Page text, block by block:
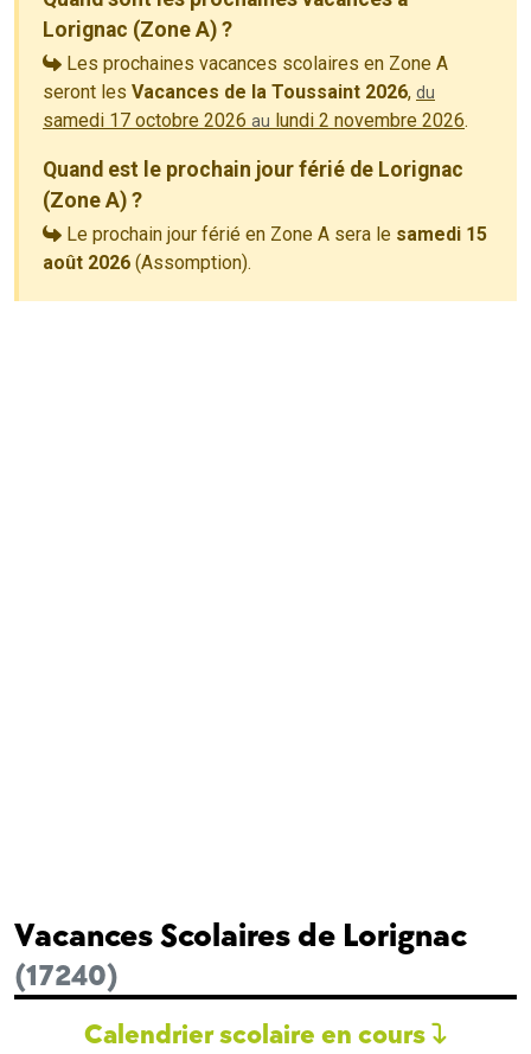
Lorignac (Zone A) ?
Les prochaines vacances scolaires en Zone A
seront les Vacances de la Toussaint 2026, du
samedi 17 octobre 2026 au lundi 2 novembre 2026.
Quand est le prochain jour férié de Lorignac
(Zone A) ?
Le prochain jour férié en Zone A sera le samedi 15
août 2026 (Assomption).
Vacances Scolaires de Lorignac
(17240)
Calendrier scolaire en cours